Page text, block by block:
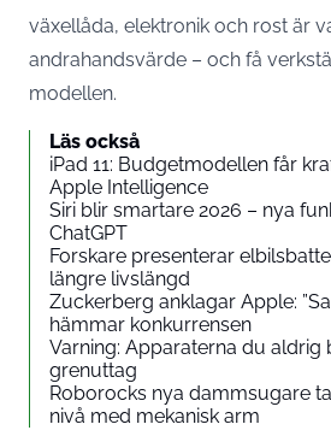
växellåda, elektronik och rost är
andrahandsvärde – och få
modellen.
Läs också
iPad 11: Budgetmodellen får
Apple Intelligence
Siri blir smartare 2026 – nya
ChatGPT
Forskare presenterar
längre livslängd
Zuckerberg anklagar Apple:
hämmar konkurrensen
Varning: Apparaterna du aldrig
grenuttag
Roborocks nya dammsugare
nivå med mekanisk arm